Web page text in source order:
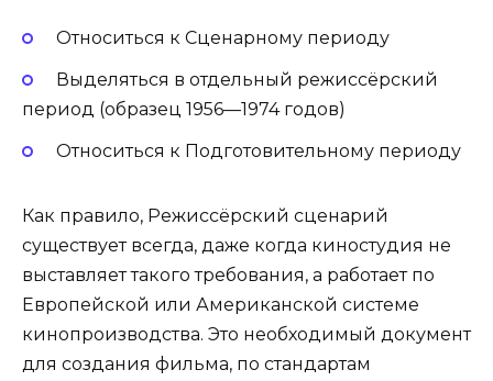
Относиться к Сценарному периоду
Выделяться в отдельный режиссёрский
период (образец 1956—1974 годов)
Относиться к Подготовительному периоду
Как правило, Режиссёрский сценарий
существует всегда, даже когда киностудия не
выставляет такого требования, а работает по
Европейской или Американской системе
кинопроизводства. Это необходимый документ
для создания фильма, по стандартам